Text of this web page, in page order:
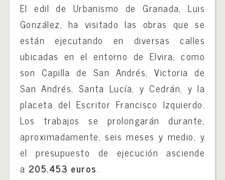
El edil de Urbanismo de Granada, Luis
González, ha visitado las obras que se
están ejecutando en diversas calles
ubicadas en el entorno de Elvira, como
son Capilla de San Andrés, Victoria de
San Andrés, Santa Lucía, y Cedrán, y la
placeta del Escritor Francisco Izquierdo.
Los trabajos se prolongarán durante,
aproximadamente, seis meses y medio, y
el presupuesto de ejecución asciende
a 205.453 euros.